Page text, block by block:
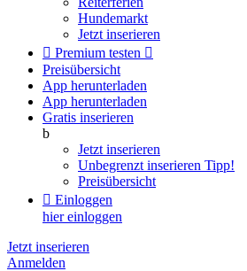
Hundemarkt
Jetzt inserieren
 Premium testen 
Preisübersicht
App herunterladen
App herunterladen
Gratis inserieren
b
Jetzt inserieren
Unbegrenzt inserieren Tipp!
Preisübersicht
 Einloggen
hier einloggen
Jetzt inserieren
Anmelden